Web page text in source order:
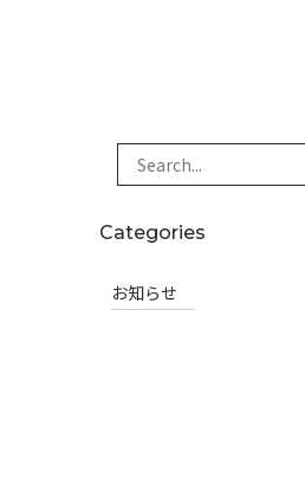
Categories
お知らせ